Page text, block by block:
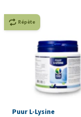
Répète
Puur L-Lysine